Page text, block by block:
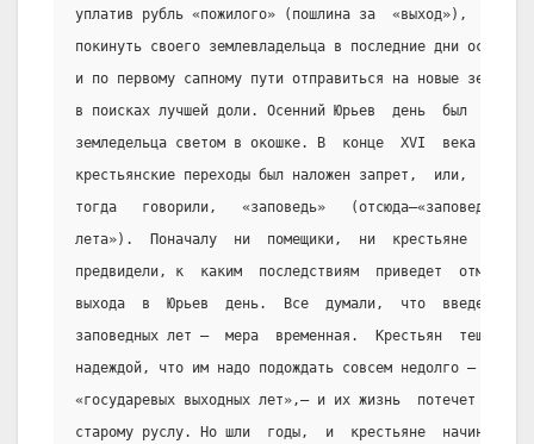
уплатив рубль «пожилого» (пошлина за  «выход»),  мог
покинуть своего землевладельца в последние дни осени
и по первому сапному пути отправиться на новые земли
в поисках лучшей доли. Осенний Юрьев  день  был  для
земледельца светом в окошке. В  конце  XVI  века  па
крестьянские переходы был наложен запрет,  или,  как
тогда   говорили,   «заповедь»   (отсюда—«заповедные
лета»).  Поначалу  ни  помещики,  ни  крестьяне   не
предвидели, к  каким  последствиям  приведет  отмена
выхода  в  Юрьев  день.  Все  думали,  что  введение
заповедных лет —  мера  временная.  Крестьян  тешили
надеждой, что им надо подождать совсем недолго —  до
«государевых выходных лет»,— и их жизнь  потечет  по
старому руслу. Но шли  годы,  и  крестьяне  начинали